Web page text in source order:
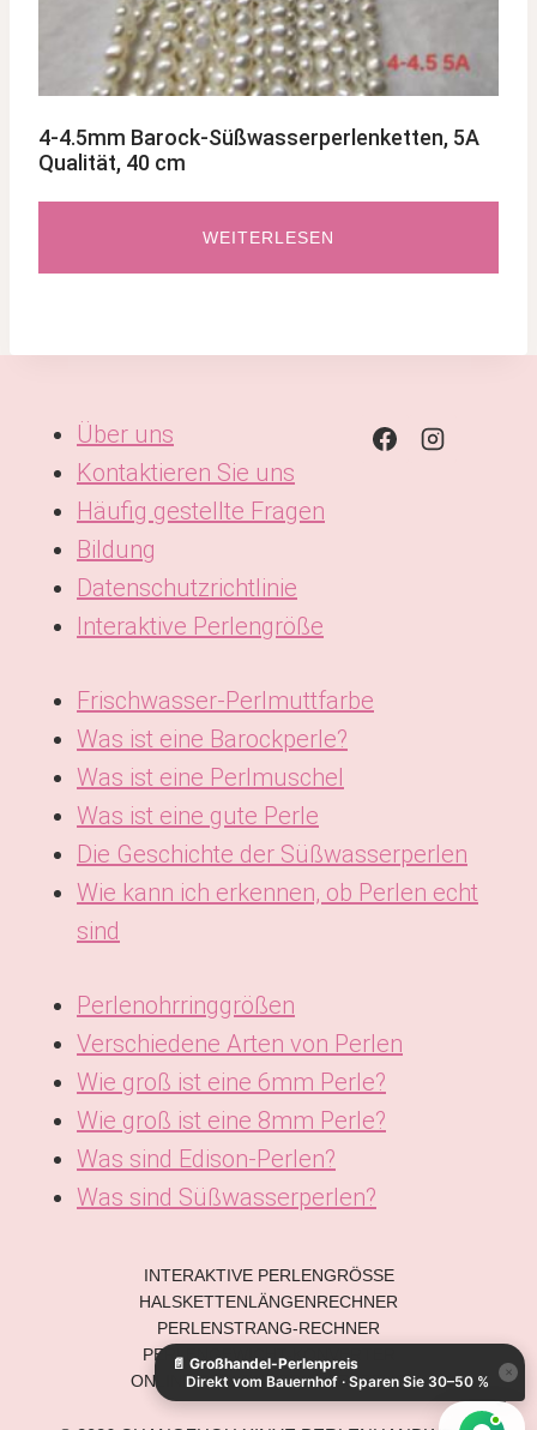
4-4.5mm Barock-Süßwasserperlenketten, 5A
Qualität, 40 cm
WEITERLESEN
Über uns
Kontaktieren Sie uns
Häufig gestellte Fragen
Bildung
Datenschutzrichtlinie
Interaktive Perlengröße
Frischwasser-Perlmuttfarbe
Was ist eine Barockperle?
Was ist eine Perlmuschel
Was ist eine gute Perle
Die Geschichte der Süßwasserperlen
Wie kann ich erkennen, ob Perlen echt
sind
Perlenohrringgrößen
Verschiedene Arten von Perlen
Wie groß ist eine 6mm Perle?
Wie groß ist eine 8mm Perle?
Was sind Edison-Perlen?
Was sind Süßwasserperlen?
INTERAKTIVE PERLENGRÖSSE
HALSKETTENLÄNGENRECHNER
PERLENSTRANG-RECHNER
PERLENGEWICHT-KONVERTER
ONLINE-PERLENMESSWERKZEUG
📄 Großhandel-Perlenpreis
Direkt vom Bauernhof · Sparen Sie 30–50 %
×